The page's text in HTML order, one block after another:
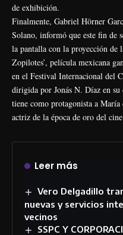
de exhibición.
Finalmente, Gabriel Hörner
Solano, informó que este fin de
la pantalla con la proyección de
Zopilotes’, película mexicana
en el Festival Internacional del
dirigida por Jonás N. Díaz en
tiene como protagonista a
actriz de la época de oro del
Leer más
Vero Delgadillo
nuevas y servicios
vecinos
SSPC Y